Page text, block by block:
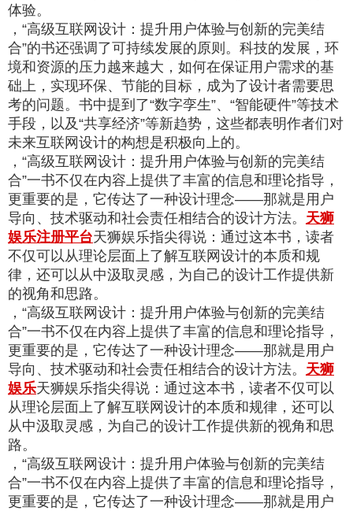
体验。
，“高级互联网设计：提升用户体验与创新的完美结
合”的书还强调了可持续发展的原则。科技的发展，环
境和资源的压力越来越大，如何在保证用户需求的基
础上，实现环保、节能的目标，成为了设计者需要思
考的问题。书中提到了“数字孪生”、“智能硬件”等技术
手段，以及“共享经济”等新趋势，这些都表明作者们对
未来互联网设计的构想是积极向上的。
，“高级互联网设计：提升用户体验与创新的完美结
合”一书不仅在内容上提供了丰富的信息和理论指导，
更重要的是，它传达了一种设计理念——那就是用户
导向、技术驱动和社会责任相结合的设计方法。 天狮
娱乐注册平台天狮娱乐指尖得说：通过这本书，读者
不仅可以从理论层面上了解互联网设计的本质和规
律，还可以从中汲取灵感，为自己的设计工作提供新
的视角和思路。
，“高级互联网设计：提升用户体验与创新的完美结
合”一书不仅在内容上提供了丰富的信息和理论指导，
更重要的是，它传达了一种设计理念——那就是用户
导向、技术驱动和社会责任相结合的设计方法。 天狮
娱乐天狮娱乐指尖得说：通过这本书，读者不仅可以
从理论层面上了解互联网设计的本质和规律，还可以
从中汲取灵感，为自己的设计工作提供新的视角和思
路。
，“高级互联网设计：提升用户体验与创新的完美结
合”一书不仅在内容上提供了丰富的信息和理论指导，
更重要的是，它传达了一种设计理念——那就是用户